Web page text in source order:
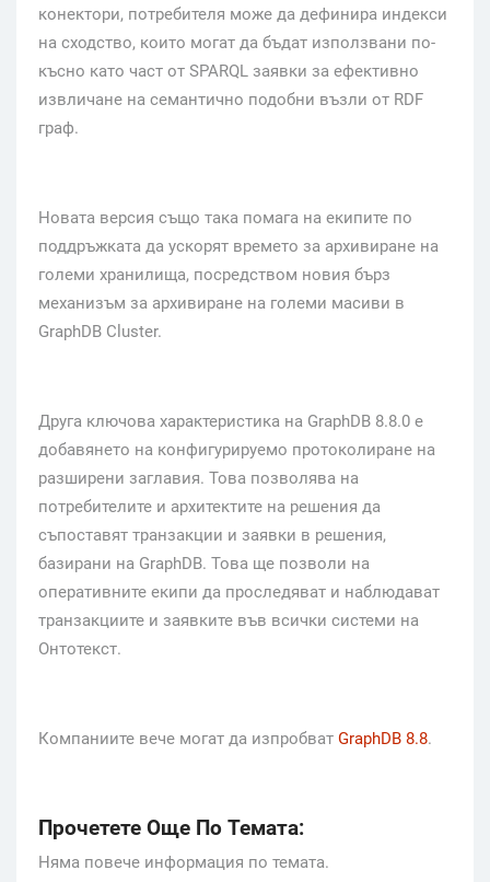
конектори, потребителя може да дефинира индекси
на сходство, които могат да бъдат използвани по-
късно като част от SPARQL заявки за ефективно
извличане на семантично подобни възли от RDF
граф.
Новата версия също така помага на екипите по
поддръжката да ускорят времето за архивиране на
големи хранилища, посредством новия бърз
механизъм за архивиране на големи масиви в
GraphDB Cluster.
Друга ключова характеристика на GraphDB 8.8.0 е
добавянето на конфигурируемо протоколиране на
разширени заглавия. Това позволява на
потребителите и архитектите на решения да
съпоставят транзакции и заявки в решения,
базирани на GraphDB. Това ще позволи на
оперативните екипи да проследяват и наблюдават
транзакциите и заявките във всички системи на
Онтотекст.
Компаниите вече могат да изпробват GraphDB 8.8.
Прочетете Още По Темата:
Няма повече информация по темата.